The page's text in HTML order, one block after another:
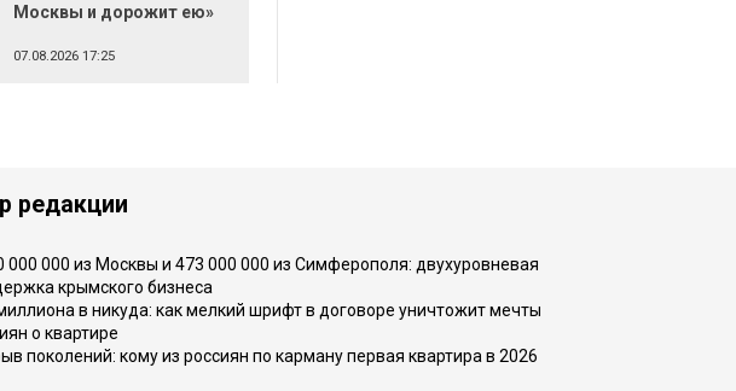
Москвы и дорожит ею»
07.08.2026 17:25
редакции
000 000 из Москвы и 473 000 000 из Симферополя: двухуровневая
крымского бизнеса
в никуда: как мелкий шрифт в договоре уничтожит мечты
о квартире
поколений: кому из россиян по карману первая квартира в 2026